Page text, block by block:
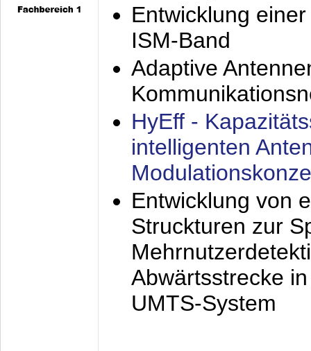
Entwicklung
ISM-Band
Adaptive
HyEff -
intelligenten
Entwicklung von
Struckturen zur
Abwärtsstrecke
UMTS-System